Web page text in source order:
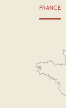
FRANCE